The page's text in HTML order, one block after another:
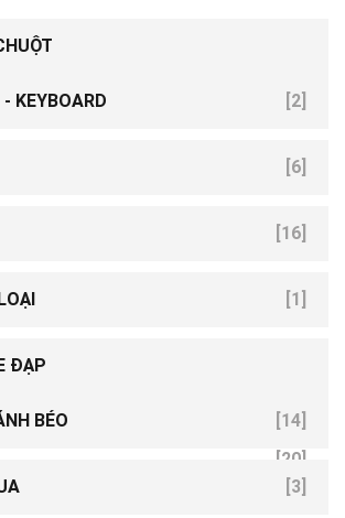
[9]
KEYBOARD [2]
[6]
[16]
[1]
ĐẠP
[20]
BÉO [14]
[3]